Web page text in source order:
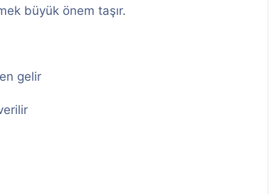
büyük önem taşır.
gelir